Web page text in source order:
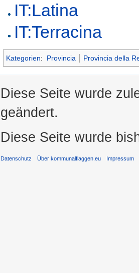
IT:Latina
IT:Terracina
Kategorien: Provincia Provincia della
Diese Seite wurde
geändert.
Diese Seite wurde
Datenschutz Über kommunalflaggen.eu Impressum